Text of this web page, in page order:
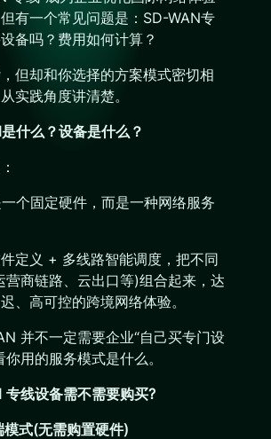
有一个常见问题是：SD-WAN专
备吗？费用如何计算？
但却和你选择的方案模式密切相
实践角度讲清楚。
什么？设备是什么？
个固定硬件，而是一种网络服务
定义 + 多线路智能调度，把不同
营商链路、云出口等)组合起来，达
、高可控的跨境网络体验。
并不一定需要企业“自己买专门设
用的服务模式是什么。
专线设备需不需要购买?
模式(无需购置硬件)